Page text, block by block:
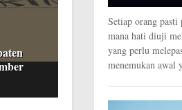
Setiap orang pasti
mana hati diuji
yang perlu
menemukan awal